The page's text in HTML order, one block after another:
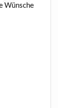
Wünsche